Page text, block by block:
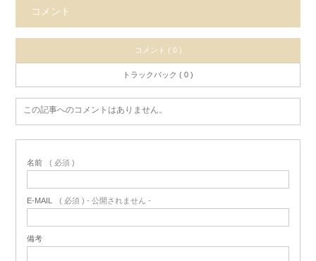
コメント
コメント ( 0 )
トラックバック ( 0 )
この記事へのコメントはありません。
名前 ( 必須 )
E-MAIL ( 必須 ) - 公開されません -
備考